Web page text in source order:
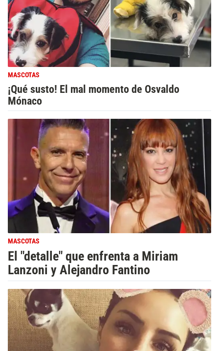
MASCOTAS
¡Qué susto! El mal momento de Osvaldo
Mónaco
MASCOTAS
El "detalle" que enfrenta a Miriam
Lanzoni y Alejandro Fantino